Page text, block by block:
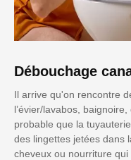
Débouchage
Il arrive qu'on rencontre
l’évier/lavabos,
probable que la
des lingettes jetées dans
cheveux ou nourriture